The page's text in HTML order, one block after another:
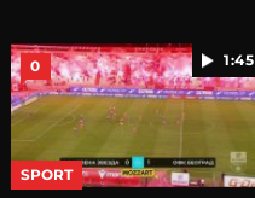
1:45
0
SPORT